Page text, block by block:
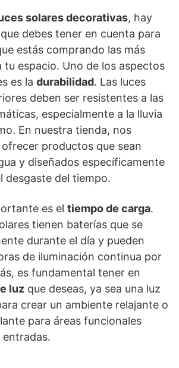
solares decorativas, hay
debes tener en cuenta para
estás comprando las más
tu espacio. Uno de los aspectos
es la durabilidad. Las luces
deben ser resistentes a las
especialmente a la lluvia
En nuestra tienda, nos
productos que sean
y diseñados específicamente
desgaste del tiempo.
es el tiempo de carga.
tienen baterías que se
durante el día y pueden
de iluminación continua por
es fundamental tener en
luz que deseas, ya sea una luz
crear un ambiente relajante o
para áreas funcionales
entradas.